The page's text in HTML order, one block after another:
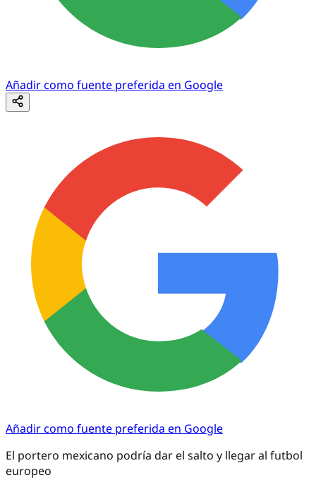
Añadir como fuente preferida en Google
Añadir como fuente preferida en Google
El portero mexicano podría dar el salto y llegar al futbol
europeo